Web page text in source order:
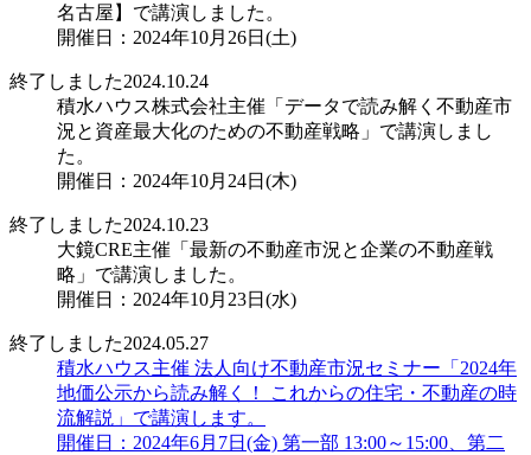
名古屋】で講演しました。
開催日：2024年10月26日(土)
終了しました2024.10.24
積水ハウス株式会社主催「データで読み解く不動産市
況と資産最大化のための不動産戦略」で講演しまし
た。
開催日：2024年10月24日(木)
終了しました2024.10.23
大鏡CRE主催「最新の不動産市況と企業の不動産戦
略」で講演しました。
開催日：2024年10月23日(水)
終了しました2024.05.27
積水ハウス主催 法人向け不動産市況セミナー「2024年
地価公示から読み解く！ これからの住宅・不動産の時
流解説」で講演します。
開催日：2024年6月7日(金) 第一部 13:00～15:00、第二